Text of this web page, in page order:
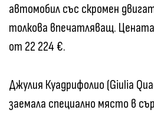
автомобил със скромен
толкова впечатляващ.
от 22 224 €.
Джулия Куадрифолио (Giulia
заемала специално място в